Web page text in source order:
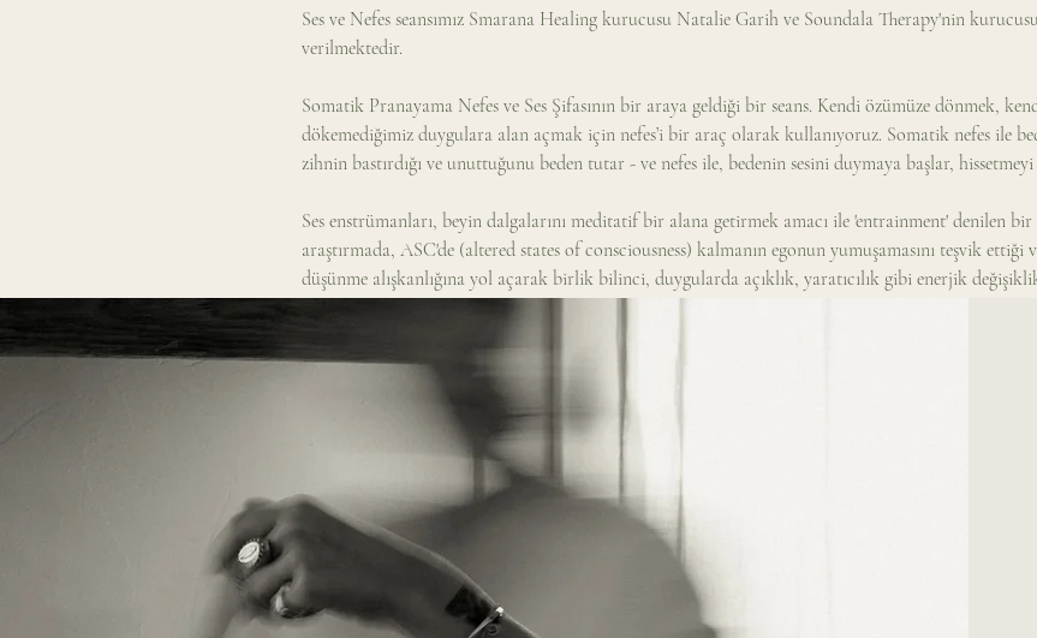
Ses ve Nefes seansımız Smarana Healing kurucusu Natalie Garih ve Soundala Therapy'nin
verilmektedir.
Somatik Pranayama Nefes ve Ses Şifasının bir araya geldiği bir seans. Kendi özümüze dönmek,
dökemediğimiz duygulara alan açmak için nefes’i bir araç olarak kullanıyoruz. Somatik nefes ile
zihnin bastırdığı ve unuttuğunu beden tutar - ve nefes ile, bedenin sesini duymaya başlar, hissetmeyi
Ses enstrümanları, beyin dalgalarını meditatif bir alana getirmek amacı ile 'entrainment' denilen
araştırmada, ASC'de (altered states of consciousness) kalmanın egonun yumuşamasını teşvik
düşünme alışkanlığına yol açarak birlik bilinci, duygularda açıklık, yaratıcılık gibi enerjik